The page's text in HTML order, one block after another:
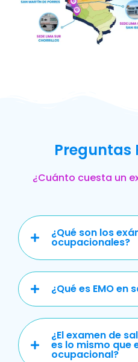
Preguntas
¿Cuánto cuesta un
¿Qué son los
ocupacionales?
¿Qué es EMO
¿El examen de
es lo mismo que
ocupacional?